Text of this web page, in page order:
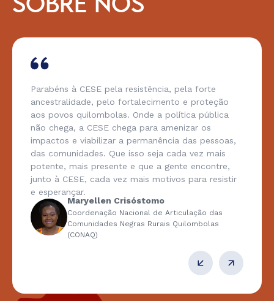
SOBRE NÓS
Parabéns à CESE pela resistência, pela forte
ancestralidade, pelo fortalecimento e proteção
aos povos quilombolas. Onde a política pública
não chega, a CESE chega para amenizar os
impactos e viabilizar a permanência das pessoas,
das comunidades. Que isso seja cada vez mais
potente, mais presente e que a gente encontre,
junto à CESE, cada vez mais motivos para resistir
e esperançar.
Maryellen Crisóstomo
Coordenação Nacional de Articulação das
Comunidades Negras Rurais Quilombolas
(CONAQ)